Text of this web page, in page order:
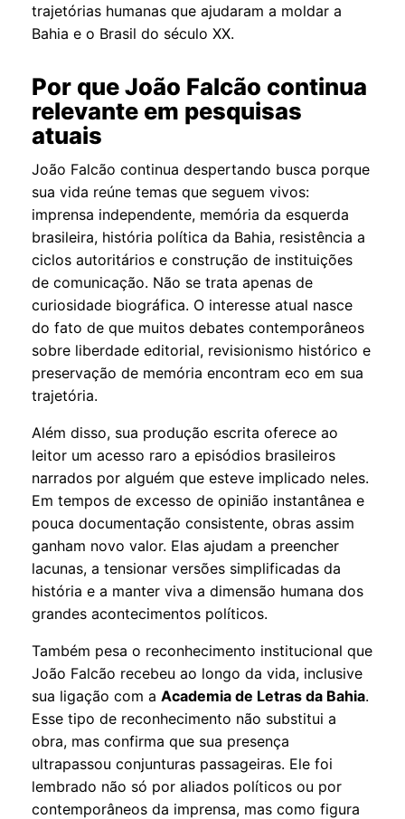
trajetórias humanas que ajudaram a moldar a
Bahia e o Brasil do século XX.
Por que João Falcão continua
relevante em pesquisas
atuais
João Falcão continua despertando busca porque
sua vida reúne temas que seguem vivos:
imprensa independente, memória da esquerda
brasileira, história política da Bahia, resistência a
ciclos autoritários e construção de instituições
de comunicação. Não se trata apenas de
curiosidade biográfica. O interesse atual nasce
do fato de que muitos debates contemporâneos
sobre liberdade editorial, revisionismo histórico e
preservação de memória encontram eco em sua
trajetória.
Além disso, sua produção escrita oferece ao
leitor um acesso raro a episódios brasileiros
narrados por alguém que esteve implicado neles.
Em tempos de excesso de opinião instantânea e
pouca documentação consistente, obras assim
ganham novo valor. Elas ajudam a preencher
lacunas, a tensionar versões simplificadas da
história e a manter viva a dimensão humana dos
grandes acontecimentos políticos.
Também pesa o reconhecimento institucional que
João Falcão recebeu ao longo da vida, inclusive
sua ligação com aAcademia de Letras da Bahia.
Esse tipo de reconhecimento não substitui a
obra, mas confirma que sua presença
ultrapassou conjunturas passageiras. Ele foi
lembrado não só por aliados políticos ou por
contemporâneos da imprensa, mas como figura